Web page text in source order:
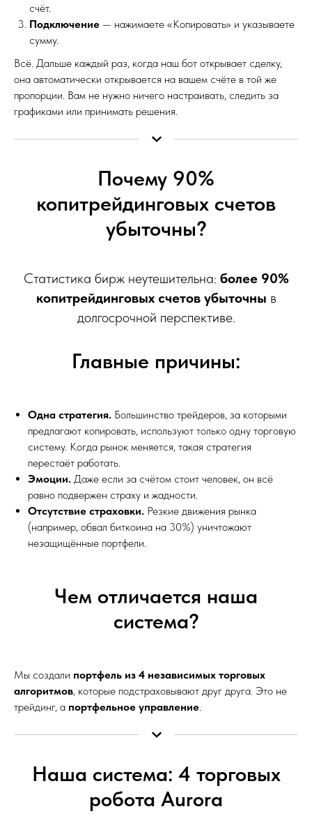
счёт.
Подключение — нажимаете «Копировать» и указываете
сумму.
Всё. Дальше каждый раз, когда наш бот открывает сделку,
она автоматически открывается на вашем счёте в той же
пропорции. Вам не нужно ничего настраивать, следить за
графиками или принимать решения.
Почему 90%
копитрейдинговых счетов
убыточны?
Статистика бирж неутешительна: более 90%
копитрейдинговых счетов убыточны в
долгосрочной перспективе.
Главные причины:
Одна стратегия. Большинство трейдеров, за которыми
предлагают копировать, используют только одну торговую
систему. Когда рынок меняется, такая стратегия
перестаёт работать.
Эмоции. Даже если за счётом стоит человек, он всё
равно подвержен страху и жадности.
Отсутствие страховки. Резкие движения рынка
(например, обвал биткоина на 30%) уничтожают
незащищённые портфели.
Чем отличается наша
система?
Мы создали портфель из 4 независимых торговых
алгоритмов, которые подстраховывают друг друга. Это не
трейдинг, а портфельное управление.
Наша система: 4 торговых
робота Aurora